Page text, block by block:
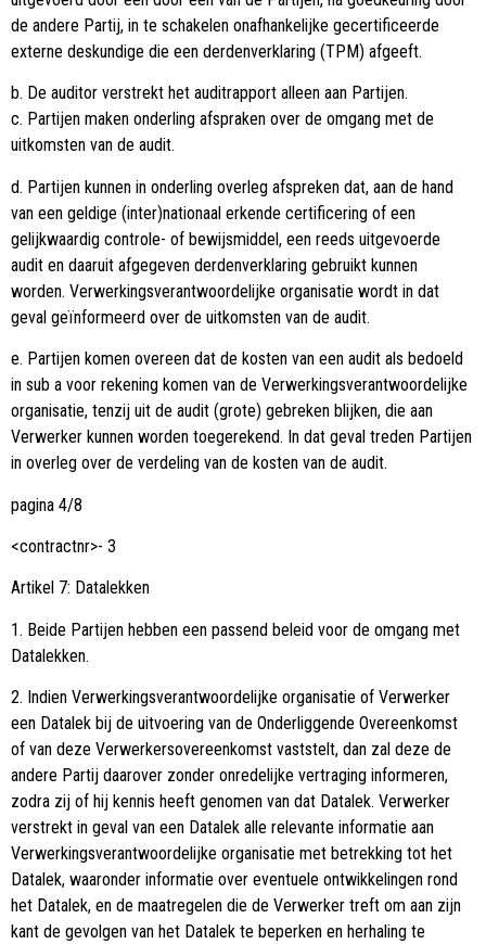
de andere Partij, in te schakelen onafhankelijke gecertificeerde
externe deskundige die een derdenverklaring (TPM) afgeeft.
b. De auditor verstrekt het auditrapport alleen aan Partijen.
c. Partijen maken onderling afspraken over de omgang met de
uitkomsten van de audit.
d. Partijen kunnen in onderling overleg afspreken dat, aan de hand
van een geldige (inter)nationaal erkende certificering of een
gelijkwaardig controle- of bewijsmiddel, een reeds uitgevoerde
audit en daaruit afgegeven derdenverklaring gebruikt kunnen
worden. Verwerkingsverantwoordelijke organisatie wordt in dat
geval geïnformeerd over de uitkomsten van de audit.
e. Partijen komen overeen dat de kosten van een audit als bedoeld
in sub a voor rekening komen van de Verwerkingsverantwoordelijke
organisatie, tenzij uit de audit (grote) gebreken blijken, die aan
Verwerker kunnen worden toegerekend. In dat geval treden Partijen
in overleg over de verdeling van de kosten van de audit.
pagina 4/8
<contractnr>- 3
Artikel 7: Datalekken
1. Beide Partijen hebben een passend beleid voor de omgang met
Datalekken.
2. Indien Verwerkingsverantwoordelijke organisatie of Verwerker
een Datalek bij de uitvoering van de Onderliggende Overeenkomst
of van deze Verwerkersovereenkomst vaststelt, dan zal deze de
andere Partij daarover zonder onredelijke vertraging informeren,
zodra zij of hij kennis heeft genomen van dat Datalek. Verwerker
verstrekt in geval van een Datalek alle relevante informatie aan
Verwerkingsverantwoordelijke organisatie met betrekking tot het
Datalek, waaronder informatie over eventuele ontwikkelingen rond
het Datalek, en de maatregelen die de Verwerker treft om aan zijn
kant de gevolgen van het Datalek te beperken en herhaling te